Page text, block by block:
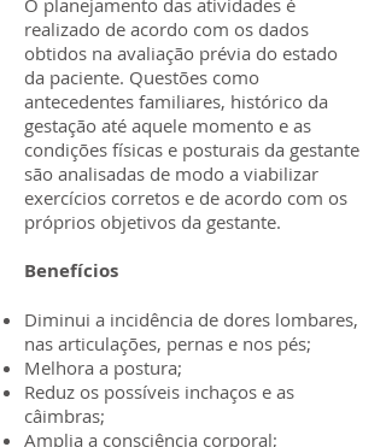
O planejamento das atividades é
realizado de acordo com os dados
obtidos na avaliação prévia do estado
da paciente. Questões como
antecedentes familiares, histórico da
gestação até aquele momento e as
condições físicas e posturais da gestante
são analisadas de modo a viabilizar
exercícios corretos e de acordo com os
próprios objetivos da gestante.
Benefícios
Diminui a incidência de dores lombares,
nas articulações, pernas e nos pés;
Melhora a postura;
Reduz os possíveis inchaços e as
câimbras;
Amplia a consciência corporal;